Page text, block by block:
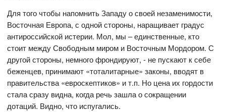
Для того чтобы напомнить Западу о своей незаменимости,
Восточная Европа, с одной стороны, наращивает градус
антироссийской истерии. Мол, мы – единственные, кто
стоит между Свободным миром и Восточным Мордором. С
другой стороны, немного фрондируют, - не пускают к себе
беженцев, принимают «тоталитарные» законы, вводят в
правительства «евроскептиков» и т.п. Но цена их гордости
стала сразу видна, когда речь зашла о сокращении
дотаций. Видно, что испугались.